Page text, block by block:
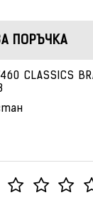
ПОРЪЧКА
CLASSICS